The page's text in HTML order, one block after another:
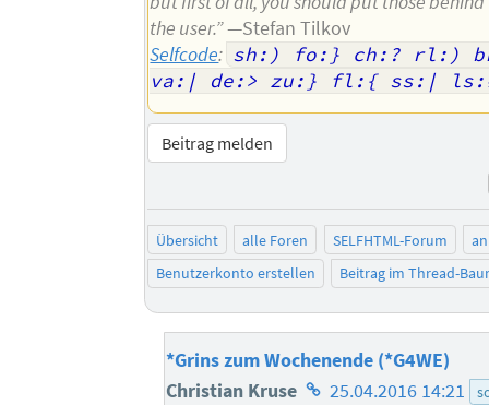
the user.”—Stefan Tilkov
Selfcode: sh:) fo:} ch:? rl:)
va:| de:> zu:} fl:{ ss:|
Beitrag melden
Übersicht alle Foren SELFHTML-Forum
Benutzerkonto erstellen
Beitrag im Thread-
*Grins zum Wochenende (*G4WE)
Christian Kruse Homepage
25.04.2016 14:21